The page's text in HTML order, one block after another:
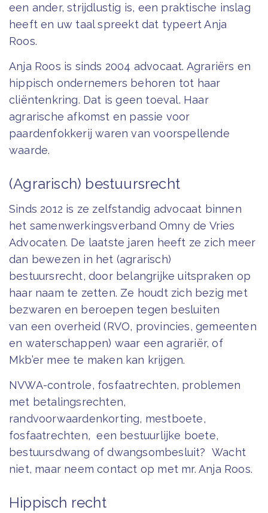
een ander, strijdlustig is, een praktische inslag
heeft en uw taal spreekt dat typeert Anja
Roos.
Anja Roos is sinds 2004 advocaat. Agrariërs en
hippisch ondernemers behoren tot haar
cliëntenkring. Dat is geen toeval. Haar
agrarische afkomst en passie voor
paardenfokkerij waren van voorspellende
waarde.
(Agrarisch) bestuursrecht
Sinds 2012 is ze zelfstandig advocaat binnen
het samenwerkingsverband Omny de Vries
Advocaten. De laatste jaren heeft ze zich meer
dan bewezen in het (agrarisch)
bestuursrecht, door belangrijke uitspraken op
haar naam te zetten. Ze houdt zich bezig met
bezwaren en beroepen tegen besluiten
van een overheid (RVO, provincies, gemeenten
en waterschappen) waar een agrariër, of
Mkb’er mee te maken kan krijgen.
NVWA-controle, fosfaatrechten, problemen
met betalingsrechten,
randvoorwaardenkorting, mestboete,
fosfaatrechten, een bestuurlijke boete,
bestuursdwang of dwangsombesluit? Wacht
niet, maar neem contact op met mr. Anja Roos.
Hippisch recht